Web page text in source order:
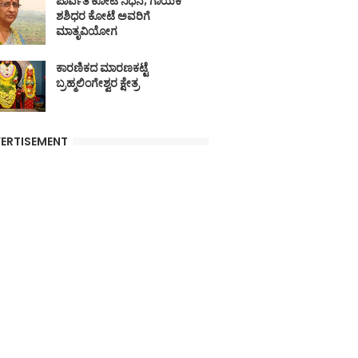
ಶಶಿಧರ ಕೋಟೆ ಅವರಿಗೆ
ಮಾತೃವಿಯೋಗ
ಕಾರಣಿಕದ ಮಾರಣಕಟ್ಟೆ
ಬ್ರಹ್ಮಲಿಂಗೇಶ್ವರ ಕ್ಷೇತ್ರ